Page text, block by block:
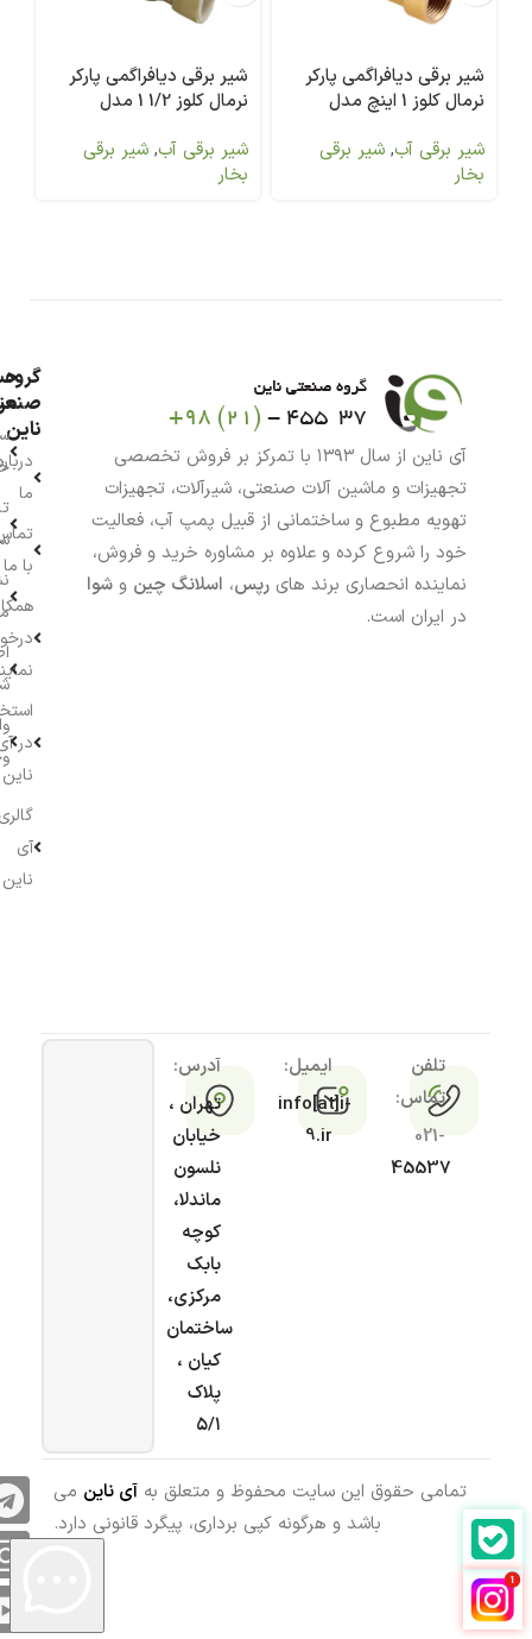
شیر برقی دیافراگمی پارکر
نرمال کلوز 1 اینچ مدل
شیر برقی آب, شیر برقی
بخار
شیر برقی دیافراگمی پارکر
نرمال کلوز 1/2 1 مدل
شیر برقی آب, شیر برقی
بخار
آی ناین از سال ۱۳۹۳ با تمرکز بر فروش تخصصی
تجهیزات و ماشین آلات صنعتی، شیرآلات، تجهیزات
تهویه مطبوع و ساختمانی از قبیل پمپ آب، فعالیت
خود را شروع کرده و علاوه بر مشاوره خرید و فروش،
نماینده انحصاری برند های رپس، اسلانگ چین و شوا
در ایران است.
گروه
ناین
ما
با ما
در
ناین
آی
ناین
تلفن
تماس:
021-
45537
ایمیل:
info[at]i-
9.ir
آدرس:
تهران ،
خیابان
نلسون
ماندلا،
کوچه
بابک
مرکزی،
ساختمان
کیان ،
پلاک
۵/۱
تمامی حقوق این سایت محفوظ و متعلق به آی ناین می
باشد و هرگونه کپی برداری، پیگرد قانونی دارد.